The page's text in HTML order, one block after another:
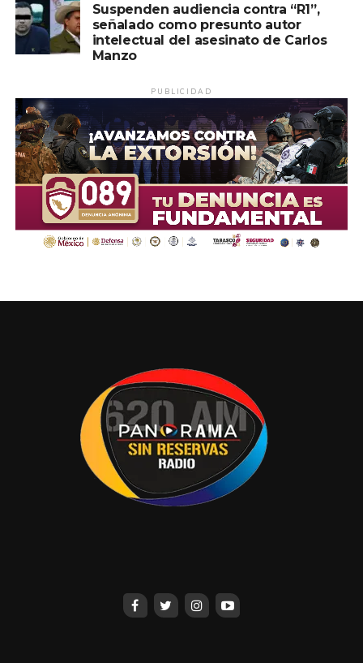
Suspenden audiencia contra “R1”,
señalado como presunto autor
intelectual del asesinato de Carlos
Manzo
PUBLICIDAD